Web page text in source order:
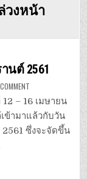
วงหน้า
นต์ 2561
ON
ตั๋ว
รถ
ทัวร์
ล่วง
หน้า
วัน
– 16 เมษายน
ข้ามาแล้วกับวัน
ซึ่งจะจัดขึ้น